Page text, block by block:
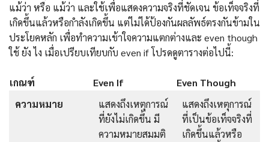
แม้ว่า หรือ แม้ว่า และใช้เพื่อแสดงความจริงที่ชัดเจน ข้อเท็จจริงที่
เกิดขึ้นแล้วหรือกำลังเกิดขึ้น แต่ไม่ได้ป้องกันผลลัพธ์ตรงกันข้ามใน
ประโยคหลัก เพื่อทำความเข้าใจความแตกต่างและ even though
ใช้ ยัง ไง เมื่อเปรียบเทียบกับ even if โปรดดูตารางต่อไปนี้:
เกณฑ์ Even If
Even Though
ความหมาย
แสดงถึงเหตุการณ์
ที่ยังไม่เกิดขึ้น มี
ความหมายสมมติ
แสดงถึงเหตุการณ์
ที่เป็นข้อเท็จจริงที่
เกิดขึ้นแล้วหรือ